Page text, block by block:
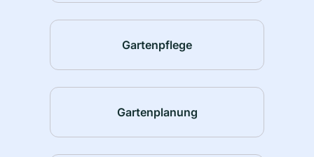
Gartenpflege
Gartenplanung